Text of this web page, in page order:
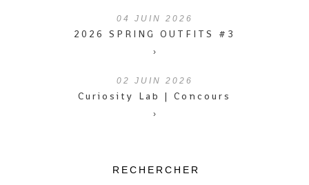
04 JUIN 2026
2026 SPRING OUTFITS #3
›
02 JUIN 2026
Curiosity Lab | Concours
›
RECHERCHER